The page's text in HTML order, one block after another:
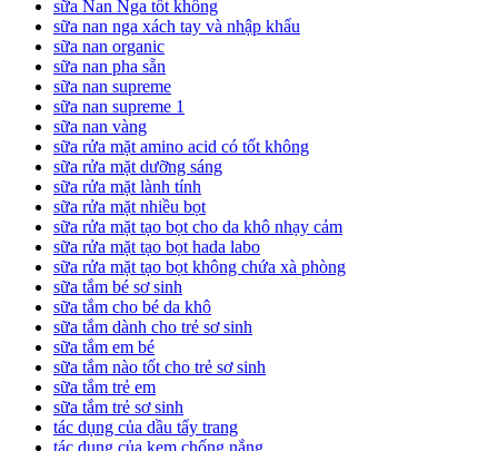
sữa Nan Nga tốt không
sữa nan nga xách tay và nhập khẩu
sữa nan organic
sữa nan pha sẵn
sữa nan supreme
sữa nan supreme 1
sữa nan vàng
sữa rửa mặt amino acid có tốt không
sữa rửa mặt dưỡng sáng
sữa rửa mặt lành tính
sữa rửa mặt nhiều bọt
sữa rửa mặt tạo bọt cho da khô nhạy cảm
sữa rửa mặt tạo bọt hada labo
sữa rửa mặt tạo bọt không chứa xà phòng
sữa tắm bé sơ sinh
sữa tắm cho bé da khô
sữa tắm dành cho trẻ sơ sinh
sữa tắm em bé
sữa tắm nào tốt cho trẻ sơ sinh
sữa tắm trẻ em
sữa tắm trẻ sơ sinh
tác dụng của dầu tẩy trang
tác dụng của kem chống nắng